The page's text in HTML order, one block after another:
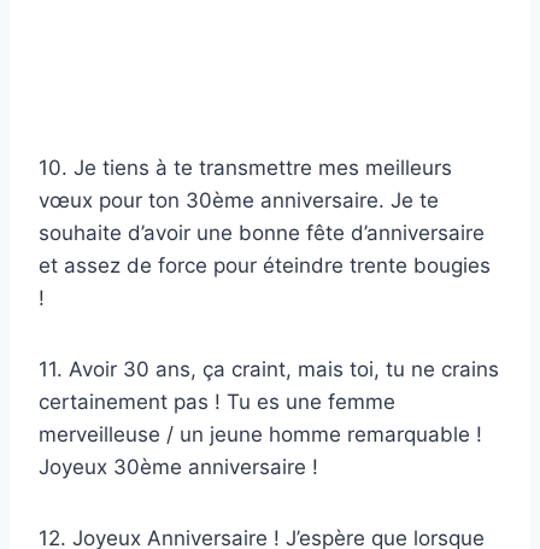
10. Je tiens à te transmettre mes meilleurs
vœux pour ton 30ème anniversaire. Je te
souhaite d’avoir une bonne fête d’anniversaire
et assez de force pour éteindre trente bougies
!
11. Avoir 30 ans, ça craint, mais toi, tu ne crains
certainement pas ! Tu es une femme
merveilleuse / un jeune homme remarquable !
Joyeux 30ème anniversaire !
12. Joyeux Anniversaire ! J’espère que lorsque